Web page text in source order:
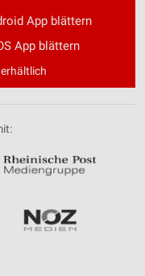
App blättern
App blättern